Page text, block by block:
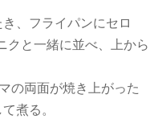
、フライパンにセロ
クと一緒に並べ、上から
の両面が焼き上がった
煮る。